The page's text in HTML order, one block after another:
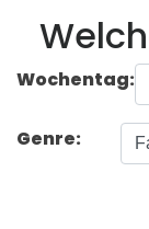
Wochentag:
Genre: